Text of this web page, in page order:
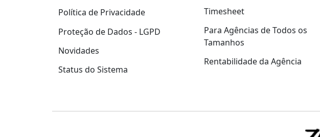
Política de Privacidade
Proteção de Dados - LGPD
Novidades
Status do Sistema
Timesheet
Para Agências de Todos os
Tamanhos
Rentabilidade da Agência